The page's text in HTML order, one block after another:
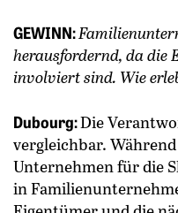
GEWINN:
herausfordernd, da die
involviert sind. Wie
Dubourg:Die
vergleichbar.
Unternehmen für die
in